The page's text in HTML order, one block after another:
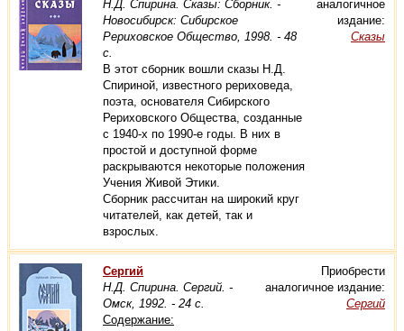
Н.Д. Спирина. Сказы: Сборник. -
Новосибирск: Сибирское
Рериховское Общество, 1998. - 48
с.
В этот сборник вошли сказы Н.Д.
Спириной, известного рериховеда,
поэта, основателя Сибирского
Рериховского Общества, созданные
с 1940-х по 1990-е годы. В них в
простой и доступной форме
раскрываются некоторые положения
Учения Живой Этики.
Сборник рассчитан на широкий круг
читателей, как детей, так и
взрослых.
аналогичное
издание:
Сказы
Сергий
Н.Д. Спирина. Сергий. -
Омск, 1992. - 24 с.
Содержание:
Приобрести
аналогичное издание:
Сергий